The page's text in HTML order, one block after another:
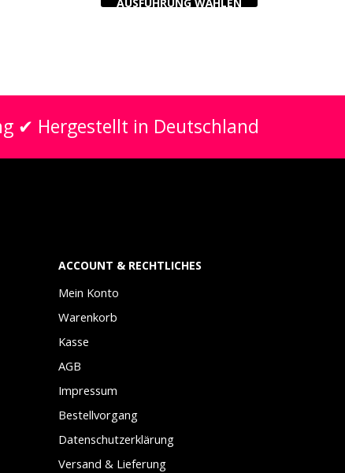
✔ Hergestellt in Deutschland
ACCOUNT & RECHTLICHES
Mein Konto
Warenkorb
Kasse
AGB
Impressum
Bestellvorgang
Datenschutzerklärung
Versand & Lieferung